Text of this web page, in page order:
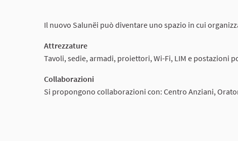
Il nuovo Salunëi può diventare uno spazio in cui
Attrezzature
Tavoli, sedie, armadi, proiettori, Wi-Fi, LIM e postazioni
Collaborazioni
Si propongono collaborazioni con: Centro Anziani,